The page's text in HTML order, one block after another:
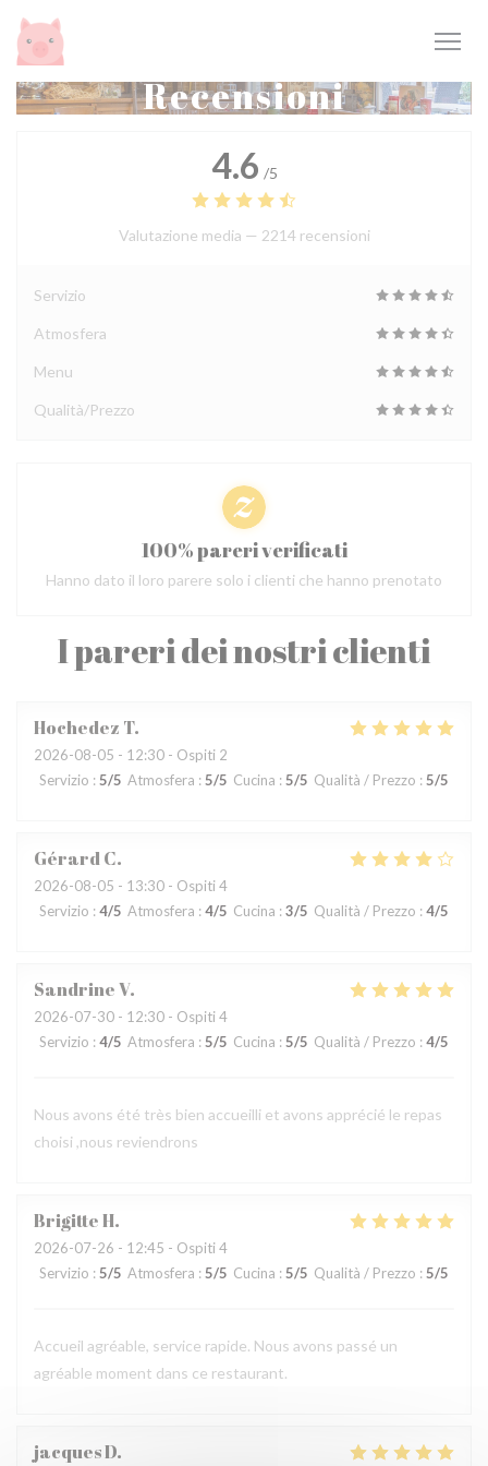
Personalizzazione delle tue scelte sui cookie
Recensioni
I pareri dei nostri clienti
Hochedez T
2026-08-05 - 12:30 - Ospiti 2
Servizio : 5/5 Atmosfera : 5/5 Cucina : 5/5 Qualità / Prezzo : 5/5
GérardC
2026-08-05 - 13:30 - Ospiti 4
Servizio : 4/5 Atmosfera : 4/5 Cucina : 3/5 Qualità / Prezzo : 4/5
SandrineV
2026-07-30 - 12:30 - Ospiti 4
Servizio : 4/5 Atmosfera : 5/5 Cucina : 5/5 Qualità / Prezzo : 4/5
Nous avons été très bien accueilli et avons apprécié le repas
choisi ,nous reviendrons
BrigitteH
2026-07-26 - 12:45 - Ospiti 4
Servizio : 5/5 Atmosfera : 5/5 Cucina : 5/5 Qualità / Prezzo : 5/5
Accueil agréable, service rapide. Nous avons passé un
agréable moment dans ce restaurant.
jacquesD
4.6 /5
Valutazione media — 2214 recensioni
Servizio
Atmosfera
Menu
Qualità/Prezzo
100% pareri verificati
Hanno dato il loro parere solo i clienti che hanno prenotato